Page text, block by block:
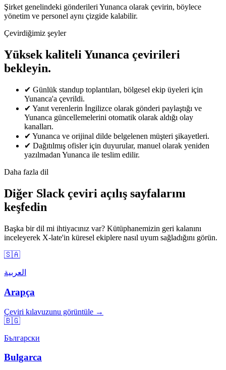
Şirket genelindeki gönderileri Yunanca olarak çevirin, böylece
yönetim ve personel aynı çizgide kalabilir.
Çevirdiğimiz şeyler
Yüksek kaliteli Yunanca çevirileri
bekleyin.
✔ Günlük standup toplantıları, bölgesel ekip üyeleri için
Yunanca'a çevrildi.
✔ Yanıt verenlerin İngilizce olarak gönderi paylaştığı ve
Yunanca güncellemelerini otomatik olarak aldığı olay
kanalları.
✔ Yunanca ve orijinal dilde belgelenen müşteri şikayetleri.
✔ Dağıtılmış ofisler için duyurular, manuel olarak yeniden
yazılmadan Yunanca ile teslim edilir.
Daha fazla dil
Diğer Slack çeviri açılış sayfalarını
keşfedin
Başka bir dil mi ihtiyacınız var? Kütüphanemizin geri kalanını
inceleyerek X-late'in küresel ekiplere nasıl uyum sağladığını görün.
🇸🇦
العربية
Arapça
Çeviri kılavuzunu görüntüle →
🇧🇬
Български
Bulgarca